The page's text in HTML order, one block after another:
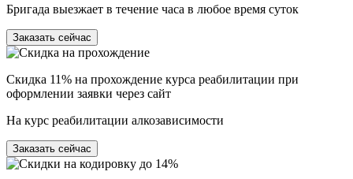
Бригада выезжает в течение часа в любое время суток
Заказать сейчас
Скидка 11% на прохождение курса реабилитации при
оформлении заявки через сайт
На курс реабилитации алкозависимости
Заказать сейчас